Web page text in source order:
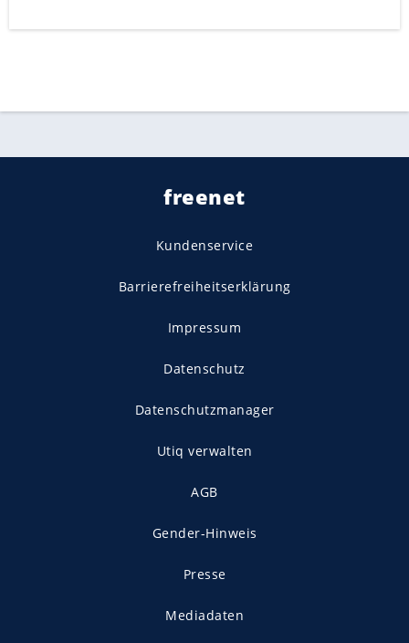
freenet
Kundenservice
Barrierefreiheitserklärung
Impressum
Datenschutz
Datenschutzmanager
Utiq verwalten
AGB
Gender-Hinweis
Presse
Mediadaten